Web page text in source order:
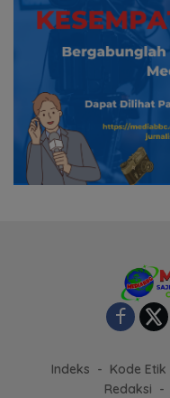
Indeks Kode Etik
Redaksi